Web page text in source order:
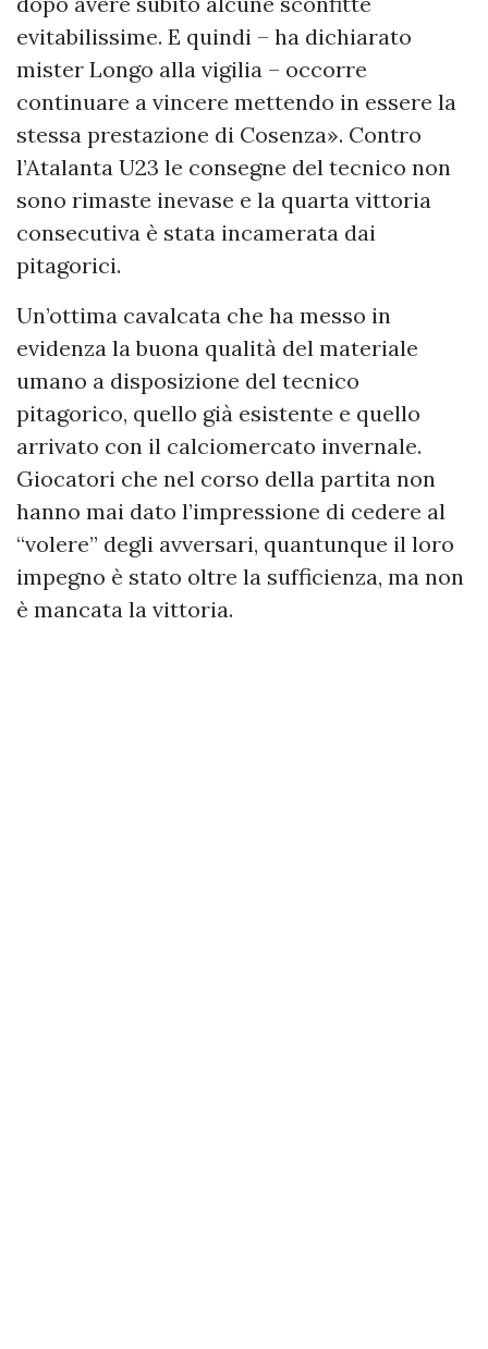
evitabilissime. E quindi – ha dichiarato
mister Longo alla vigilia – occorre
continuare a vincere mettendo in essere la
stessa prestazione di Cosenza». Contro
l’Atalanta U23 le consegne del tecnico non
sono rimaste inevase e la quarta vittoria
consecutiva è stata incamerata dai
pitagorici.
Un’ottima cavalcata che ha messo in
evidenza la buona qualità del materiale
umano a disposizione del tecnico
pitagorico, quello già esistente e quello
arrivato con il calciomercato invernale.
Giocatori che nel corso della partita non
hanno mai dato l’impressione di cedere al
“volere” degli avversari, quantunque il loro
impegno è stato oltre la sufficienza, ma non
è mancata la vittoria.